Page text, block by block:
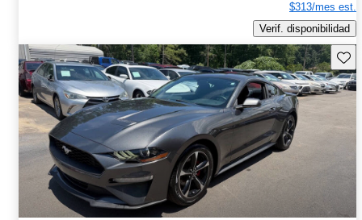
$313/mes est.
Verif. disponibilidad